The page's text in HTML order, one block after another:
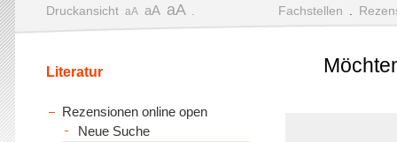
Druckansicht aA aA aA Fachstellen
Literatur
Rezensionen online open
Neue Suche